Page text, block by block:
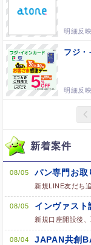
フジ・
新着案件
08/05
新規LINE友だち
08/05 インヴァスト
新規口座開設後
08/04 JAPAN共創